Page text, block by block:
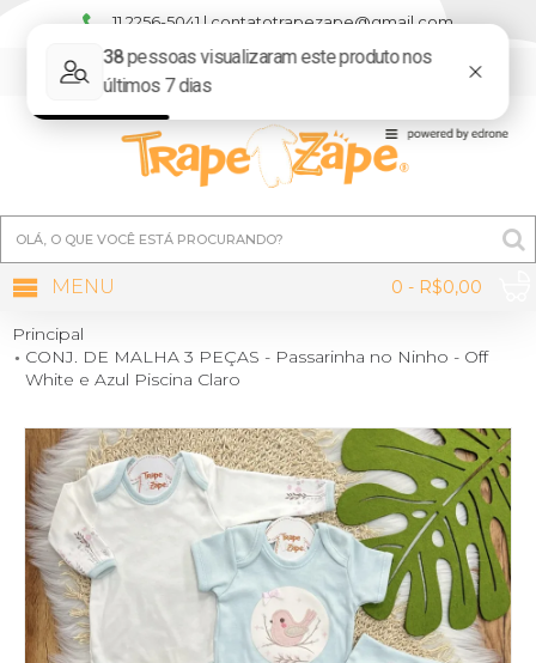
11 2256-5041 | contatotrapezape@gmail.com
0 - R$0,00
MENU
Principal
CONJ. DE MALHA 3 PEÇAS - Passarinha no Ninho - Off
White e Azul Piscina Claro